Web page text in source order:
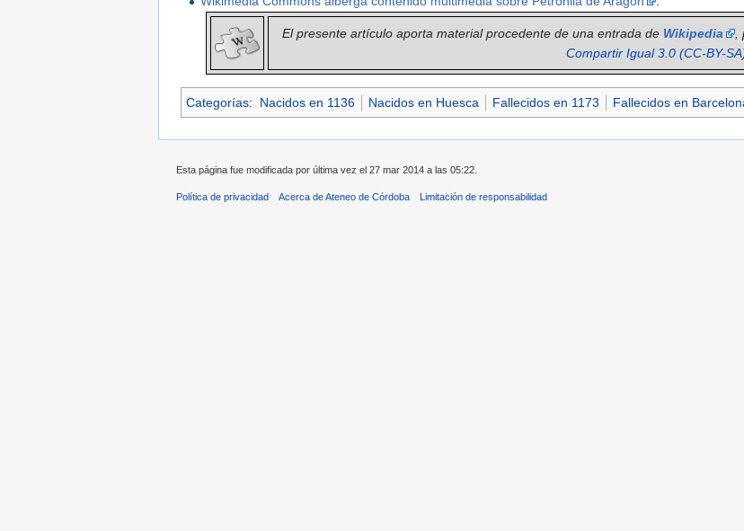
El presente artículo aporta material procedente de una entrada de Wikipedia ,
Compartir Igual 3.0 (CC-BY-
Categorías: Nacidos en 1136 Nacidos en Huesca Fallecidos en 1173 Fallecidos en
Esta página fue modificada por última vez el 27 mar 2014 a las 05:22.
Política de privacidad Acerca de Ateneo de Córdoba Limitación de responsabilidad